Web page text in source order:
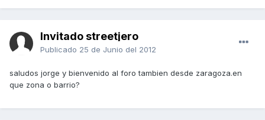
Invitado streetjero
Publicado 25 de Junio del 2012
saludos jorge y bienvenido al foro tambien desde zaragoza.en
que zona o barrio?